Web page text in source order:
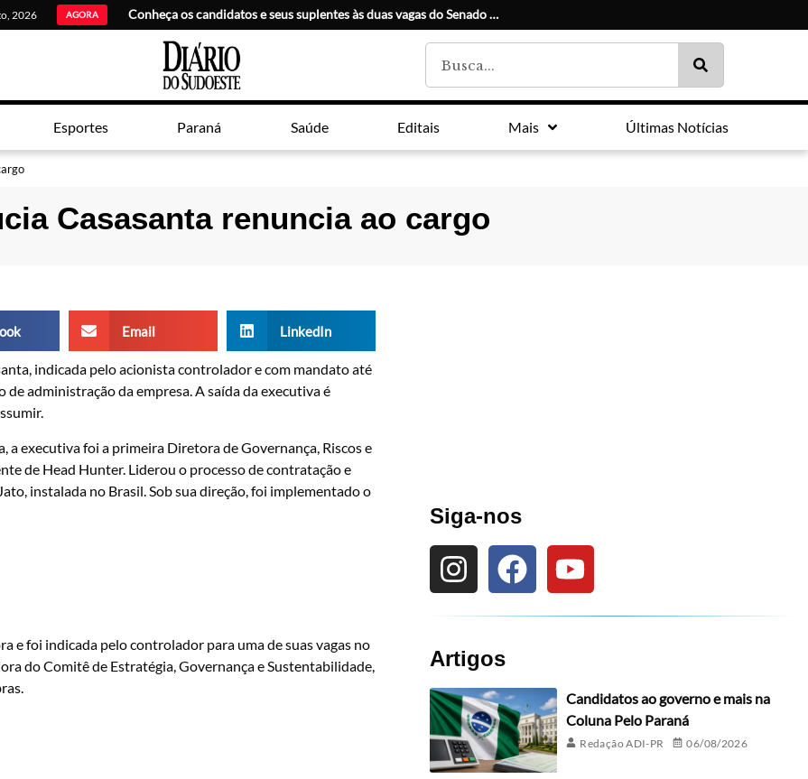
2026 AGORA Conheça os candidatos e seus suplentes às duas vagas do Senado no Paraná
Esportes Paraná Saúde Editais Mais Últimas Notícias
Casasanta renuncia ao cargo
Email LinkedIn
indicada pelo acionista controlador e com mandato até
administração da empresa. A saída da executiva é
executiva foi a primeira Diretora de Governança, Riscos e
de Head Hunter. Liderou o processo de contratação e
instalada no Brasil. Sob sua direção, foi implementado o
e foi indicada pelo controlador para uma de suas vagas no
do Comitê de Estratégia, Governança e Sustentabilidade,
Siga-nos
Artigos
Candidatos ao governo e mais na
Coluna Pelo Paraná
Redação ADI-PR 06/08/2026